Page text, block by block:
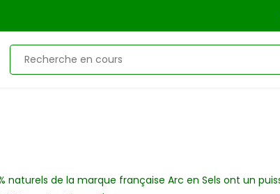
naturels de la marque française Arc en Sels ont un